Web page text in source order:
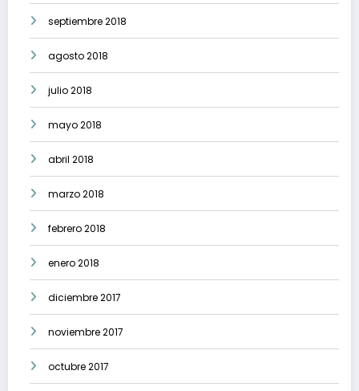
septiembre 2018
agosto 2018
julio 2018
mayo 2018
abril 2018
marzo 2018
febrero 2018
enero 2018
diciembre 2017
noviembre 2017
octubre 2017